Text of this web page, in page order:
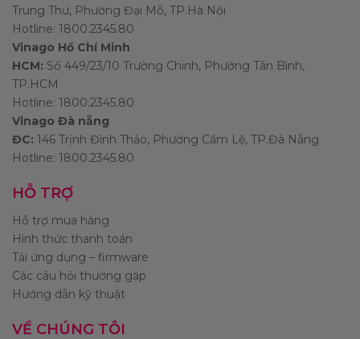
Trung Thư, Phường Đại Mỗ, TP.Hà Nội
Hotline: 1800.2345.80
Vinago Hồ Chí Minh
HCM: Số 449/23/10 Trường Chinh, Phường Tân Bình,
TP.HCM
Hotline: 1800.2345.80
Vinago Đà nẵng
ĐC: 146 Trịnh Đình Thảo, Phường Cẩm Lệ, TP.Đà Nẵng
Hotline: 1800.2345.80
HỖ TRỢ
Hỗ trợ mua hàng
Hình thức thanh toán
Tải ứng dụng – firmware
Các câu hỏi thường gặp
Hướng dẫn kỹ thuật
VỀ CHÚNG TÔI